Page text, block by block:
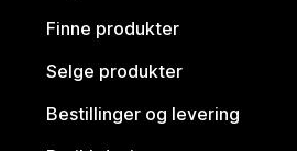
Finne produkter
Selge produkter
Bestillinger og levering